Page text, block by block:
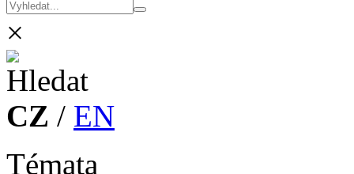
×
CZ / EN
Témata